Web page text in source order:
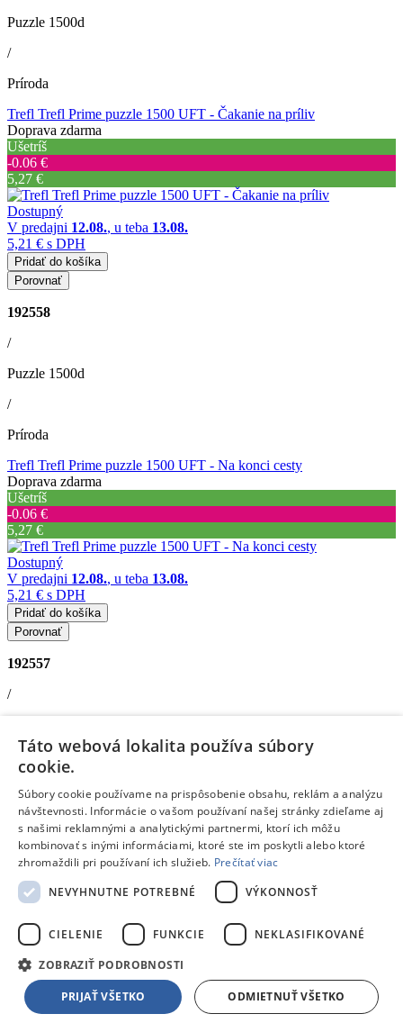
Puzzle 1500d
/
Príroda
Trefl Trefl Prime puzzle 1500 UFT - Čakanie na príliv
Doprava zdarma
Ušetríš
‐0.06 €
5,27 €
Dostupný
V predajni 12.08., u teba 13.08.
5,21 € s DPH
Pridať do košíka
Porovnať
192558
/
Puzzle 1500d
/
Príroda
Trefl Trefl Prime puzzle 1500 UFT - Na konci cesty
Doprava zdarma
Ušetríš
‐0.06 €
5,27 €
Dostupný
V predajni 12.08., u teba 13.08.
5,21 € s DPH
Pridať do košíka
Porovnať
192557
/
Trefl Trefl Prime puzzle 1500 UFT - Panoráma mesta: Odraz
veľkomesta, Perth,Australia
Doprava zdarma
Ušetríš
‐0.06 €
5,27 €
Skladom 1 kus
V1 predajni skladomuž dnes,
5,21 € s DPH
Pridať do košíka
Porovnať
Táto webová lokalita používa súbory
cookie.
Súbory cookie používame na prispôsobenie obsahu, reklám a analýzu
návštevnosti. Informácie o vašom používaní našej stránky zdieľame aj
s našimi reklamnými a analytickými partnermi, ktorí ich môžu
kombinovať s inými informáciami, ktoré ste im poskytli alebo ktoré
zhromaždili pri používaní ich služieb. Prečítať viac
NEVYHNUTNE POTREBNÉ
VÝKONNOSŤ
CIELENIE FUNKCIE NEKLASIFIKOVANÉ
ZOBRAZIŤ PODROBNOSTI
PRIJAŤ VŠETKO ODMIETNUŤ VŠETKO